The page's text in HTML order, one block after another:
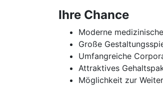
Ihre Chance
Moderne
Große
Umfangreiche
Attraktives
Möglichkeit zur